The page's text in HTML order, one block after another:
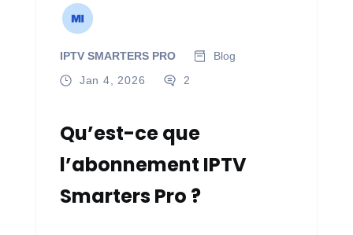
IPTV SMARTERS PRO
Blog
Jan 4, 2026
2
Qu’est-ce que
l’abonnement IPTV
Smarters Pro ?